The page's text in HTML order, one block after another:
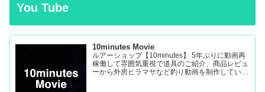
You Tube
10minutes Movie
ルアーショップ【10minutes】 5年ぶりに動画再
稼働して雰囲気重視で道具のご紹介、商品レビュ
ーから外房ヒラマサなど釣り動画を制作していき